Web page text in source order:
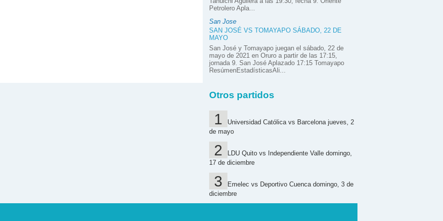
Petrolero Apla...
San Jose
SAN JOSÉ VS TOMAYAPO SÁBADO, 22 DE
MAYO
San José y Tomayapo juegan el sábado, 22 de
mayo de 2021 en Oruro a partir de las 17:15,
jornada 9. San José Aplazado 17:15 Tomayapo
ResúmenEstadísticasAli...
Otros partidos
Universidad Católica vs Barcelona jueves, 2
de mayo
LDU Quito vs Independiente Valle domingo,
17 de diciembre
Emelec vs Deportivo Cuenca domingo, 3 de
diciembre